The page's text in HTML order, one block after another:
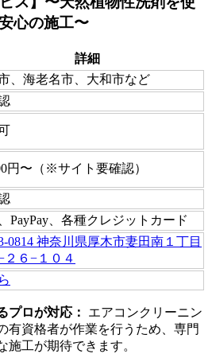
心の施工〜
詳細
、海老名市、大和市など
円〜（※サイト要確認）
PayPay、各種クレジットカード
0814 神奈川県厚木市妻田南１丁目
２６−１０４
プロが対応：
エアコンクリーニン
有資格者が作業を行うため、専門
施工が期待できます。